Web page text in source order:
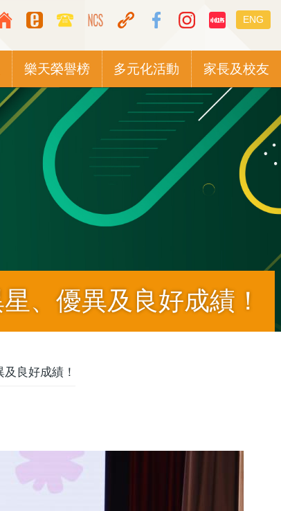
switcher
ENG
樂天榮譽榜 多元化活動 家長及校友
、優異及良好成績！
良好成績！